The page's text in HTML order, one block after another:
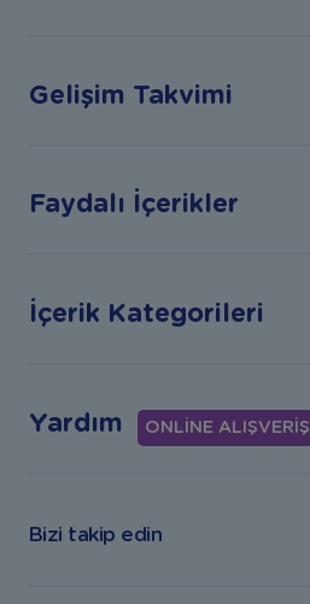
Gelişim Takvimi
Faydalı İçerikler
İçerik Kategorileri
Yardım ONLİNE ALIŞVERİŞ
Bizi takip edin